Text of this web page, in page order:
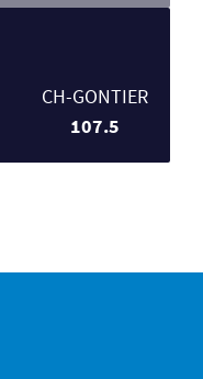
CH-GONTIER
107.5